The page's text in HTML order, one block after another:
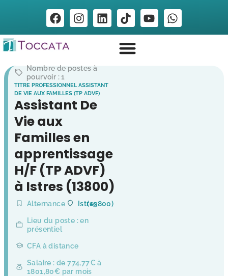
Nombre de postes à
pourvoir : 1
TITRE PROFESSIONNEL ASSISTANT
DE VIE AUX FAMILLES (TP ADVF)
Assistant De
Vie aux
Familles en
apprentissage
H/F (TP ADVF)
à Istres (13800)
Alternance Istres(13800)
Lieu du poste : en
présentiel
CFA à distance
Salaire : de 774,77€ à
1801,80€ par mois